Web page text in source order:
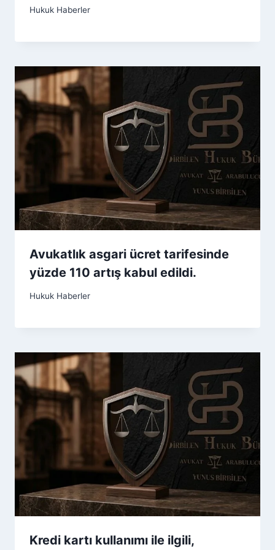
Hukuk Haberler
Avukatlık asgari ücret tarifesinde
yüzde 110 artış kabul edildi.
Hukuk Haberler
Kredi kartı kullanımı ile ilgili,